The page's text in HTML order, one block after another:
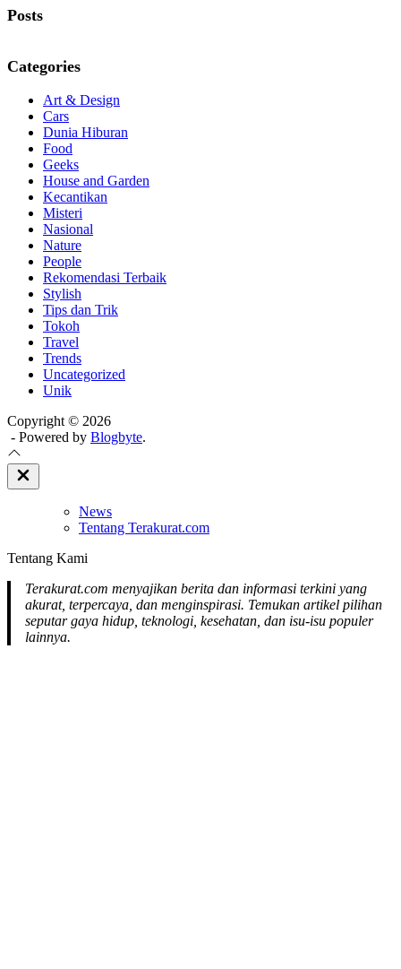
Posts
Categories
Art & Design
Cars
Dunia Hiburan
Food
Geeks
House and Garden
Kecantikan
Misteri
Nasional
Nature
People
Rekomendasi Terbaik
Stylish
Tips dan Trik
Tokoh
Travel
Trends
Uncategorized
Unik
Copyright © 2026
- Powered by Blogbyte.
Close
Off
News
Tentang Terakurat.com
Tentang Kami
Terakurat.com menyajikan berita dan informasi terkini yang
akurat, terpercaya, dan menginspirasi. Temukan artikel pilihan
seputar gaya hidup, teknologi, kesehatan, dan isu-isu populer
lainnya.